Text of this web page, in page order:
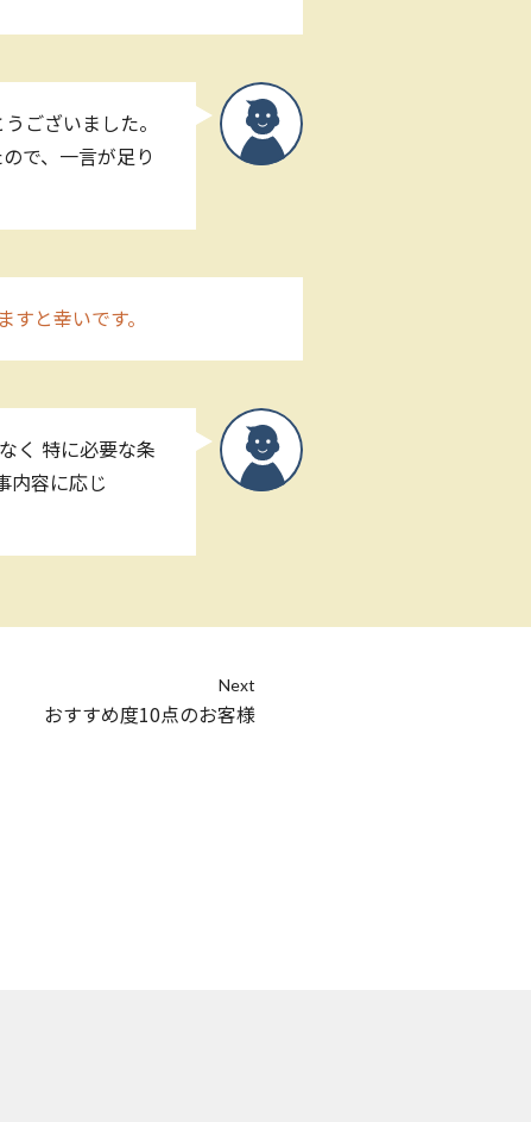
ございました。
で、一言が足り
と幸いです。
く 特に必要な条
内容に応じ
Next
おすすめ度10点のお客様